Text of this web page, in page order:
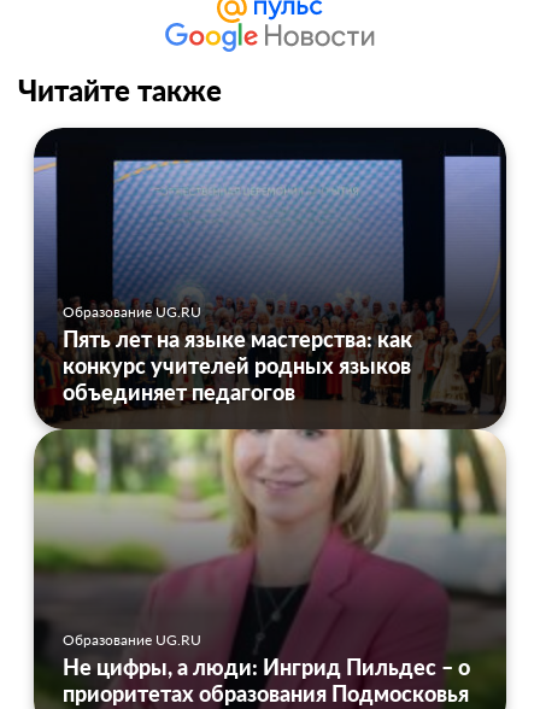
Читайте также
Образование UG.RU
Пять лет на языке мастерства: как
конкурс учителей родных языков
объединяет педагогов
Образование UG.RU
Не цифры, а люди: Ингрид Пильдес – о
приоритетах образования Подмосковья